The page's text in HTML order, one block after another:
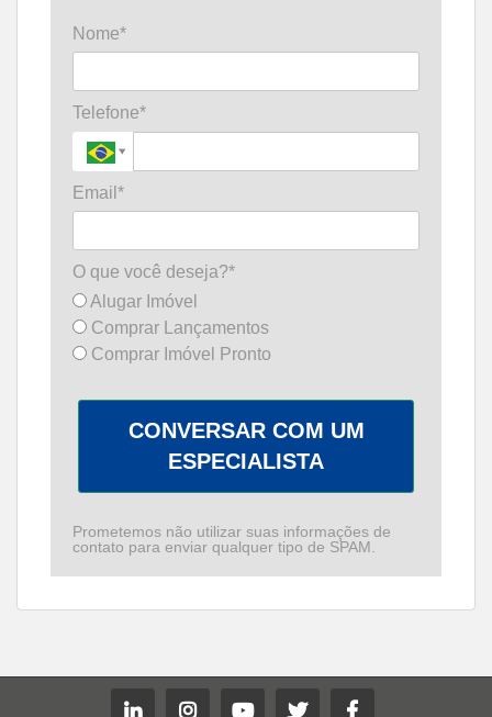
Nome*
Telefone*
Email*
O que você deseja?*
Alugar Imóvel
Comprar Lançamentos
Comprar Imóvel Pronto
CONVERSAR COM UM
ESPECIALISTA
Prometemos não utilizar suas informações de
contato para enviar qualquer tipo de SPAM.